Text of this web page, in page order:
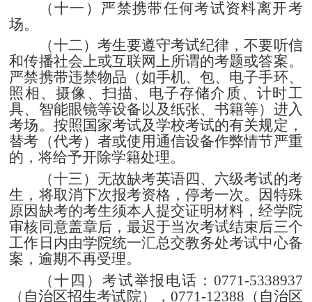
（十一）严禁携带任何考试资料离开考
场。
（十二）考生要遵守考试纪律，不要听信
和传播社会上或互联网上所谓的考题或答案。
严禁携带违禁物品（如手机、包、电子手环、
照相、摄像、扫描、电子存储介质、计时工
具、智能眼镜等设备以及纸张、书籍等）进入
考场。按照国家考试及学校考试的有关规定，
替考（代考）者或使用通信设备作弊情节严重
的，将给予开除学籍处理。
（十三）无故缺考英语四、六级考试的考
生，将取消下次报考资格，停考一次。因特殊
原因缺考的考生须本人提交证明材料，经学院
审核同意盖章后，最迟于当次考试结束后三个
工作日内由学院统一汇总交教务处考试中心备
案，逾期不再受理。
（十四）考试举报电话： 0771-5338937
（自治区招生考试院）， 0771-12388 （自治区